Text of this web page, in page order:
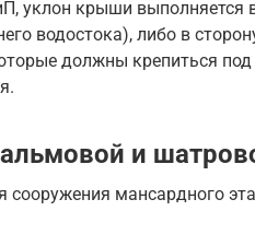
уклон крыши выполняется
водостока), либо в
должны крепиться
и
сооружения мансардного